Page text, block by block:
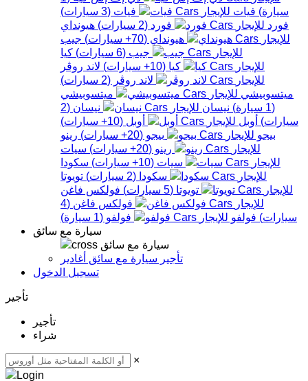
سيارة) فيات فيات (
3 سيارات)
فورد
فورد (
2 سيارات) هيونداي
هيونداي (
70+ سيارات) جيب
جيب (
6 سيارات) كيا
كيا (
10+ سيارات) لاند روڤر
لاند روڤر (
2 سيارات)
ميتسوبيشي
ميتسوبيشي
(
1 سيارة) نيسان نيسان (
2
سيارات) أوبل أوبل (
10+ سيارات)
بيجو
بيجو (
20+ سيارات) رينو
رينو (
20+ سيارات) سيات
سيات (
10+ سيارات) سكودا
سكودا (
2 سيارات) تويوتا
تويوتا (
5 سيارات) فولكس فاغن
فولكس فاغن (
4
سيارات) فولفو فولفو (
1 سيارة)
سيارة مع سائق
سيارة مع سائق
تأجير سيارة مع سائق أغادير
تسجيل الدخول
تأجير
تأجير
شراء
×